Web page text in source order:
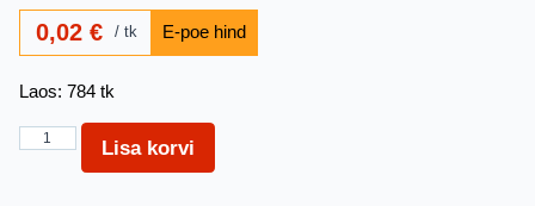
0,02€ tk
Laos: 784 tk
Lisa korvi